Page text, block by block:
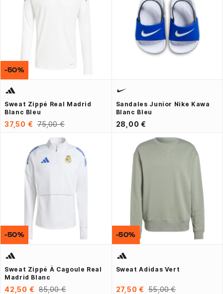
Sweat Zippé Real Madrid
Blanc Bleu
37,50 € 75,00 €
-50%
Sandales Junior Nike Kawa
Blanc Bleu
28,00 €
Sweat Zippé À Cagoule Real
Madrid Blanc
42,50 € 85,00 €
-50%
Sweat Adidas Vert
27,50 € 55,00 €
-50%